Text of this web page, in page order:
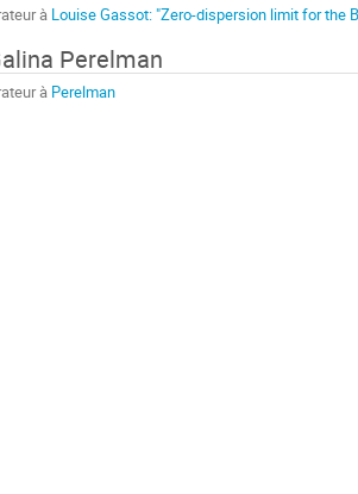
à Louise Gassot: "Zero-dispersion limit for the
Perelman
à Perelman